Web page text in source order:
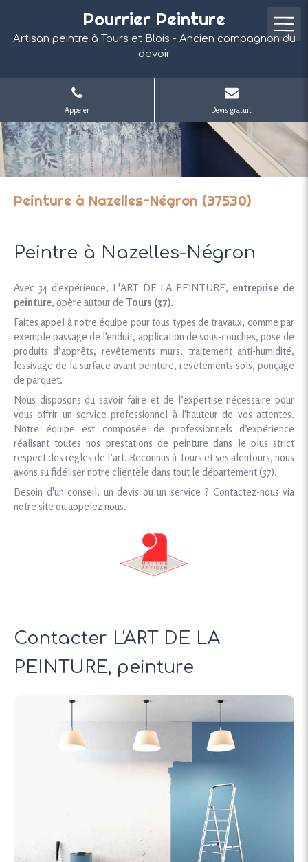
Pourrier Peinture
Artisan peintre à Tours et Blois - Ancien compagnon du
devoir
Appeler Devis gratuit
Peinture à Nazelles-Négron (37530)
Peintre à Nazelles-Négron
Avec 34 d'expérience, L'ART DE LA PEINTURE, entreprise de
peinture, opère autour de Tours (37).
Faites appel à notre équipe pour tous types de travaux, comme par
exemple passage de l'enduit, application de sous-couches, pose de
produits d’apprêts, revêtements murs, traitement anti-humidité,
lessivage de la surface avant peinture, revêtements sols, ponçage
de parquet.
Nous disposons du savoir faire et de l’expertise nécessaire pour
vous offrir un service professionnel à l'hauteur de vos attentes.
Notre équipe est composée de professionnels d’expérience
réalisant toutes nos prestations de peinture dans le plus strict
respect des règles de l’art. Reconnus à Tours et ses alentours, nous
avons su fidéliser notre clientèle dans tout le département (37).
Besoin d'un conseil, un devis ou un service ? Contactez-nous via
notre site ou appelez nous.
Contacter L'ART DE LA
PEINTURE, peinture